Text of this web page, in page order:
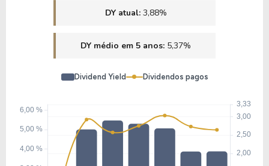
DY atual: 3,88%
DY médio em 5 anos: 5,37%
Dividend Yield Dividendos pagos